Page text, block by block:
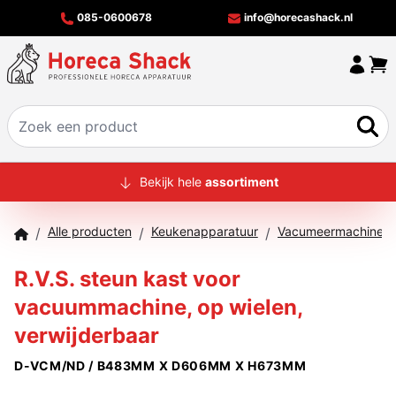
085-0600678 info@horecashack.nl
HOME
MERKEN
OFFERTECHECKER
Bekijk hele assortiment
/ Alle producten / Keukenapparatuur /
R.V.S. steun kast voor
vacuummachine, op wielen,
verwijderbaar
D-VCM/ND / B483MM X D606MM X H673MM